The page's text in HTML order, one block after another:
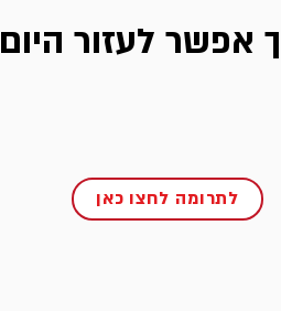
אפשר לעזור היום
לתרומה לחצו כאן